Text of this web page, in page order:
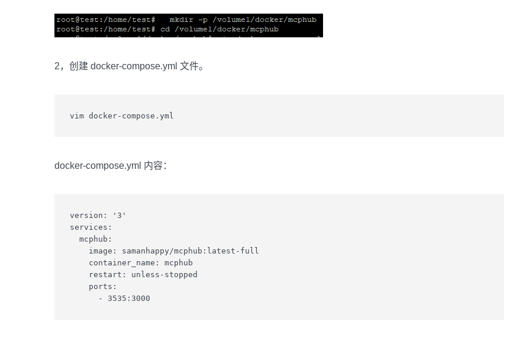
2，创建 docker-compose.yml 文件。
vim docker-compose.yml
docker-compose.yml 内容：
version: '3'
services:
  mcphub:
    image: samanhappy/mcphub:latest-full
    container_name: mcphub
    restart: unless-stopped
    ports: